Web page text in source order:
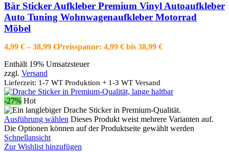
Bär Sticker Aufkleber Premium Vinyl Autoaufkleber
Auto Tuning Wohnwagenaufkleber Motorrad
Möbel
4,99 € –38,99 €Preisspanne: 4,99 € bis 38,99 €
Enthält 19% Umsatzsteuer
zzgl. Versand
Lieferzeit: 1-7 WT Produktion + 1-3 WT Versand
-27% Hot
Ausführung wählen Dieses Produkt weist mehrere Varianten auf.
Die Optionen können auf der Produktseite gewählt werden
Schnellansicht
Zur Wishlist hinzufügen